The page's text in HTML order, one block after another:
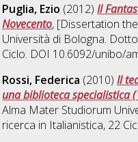
Puglia, Ezio (2012)Il
Novecento, [Dissertation
Università di Bologna.
Ciclo. DOI 10.6092/unibo/
Rossi, Federica (2010)Il
una biblioteca specialistica
Alma Mater Studiorum
ricerca in Italianistica, 22